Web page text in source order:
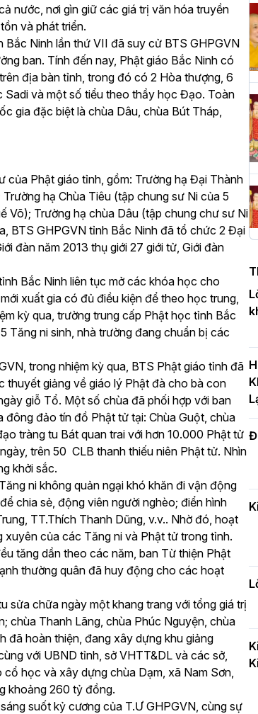
nước, nơi gìn giữ các giá trị văn hóa truyền
và phát triển.
Ninh lần thứ VII đã suy cử BTS GHPGVN
ban. Tính đến nay, Phật giáo Bắc Ninh có
địa bàn tỉnh, trong đó có 2 Hòa thượng, 6
và một số tiểu theo thầy học Đạo. Toàn
gia đặc biệt là chùa Dâu, chùa Bút Tháp,
của Phật giáo tỉnh, gồm: Trường hạ Đại Thành
hạ Chùa Tiêu (tập chung sư Ni của 5
Võ); Trường hạ chùa Dâu (tập chung chư sư Ni
BTS GHPGVN tỉnh Bắc Ninh đã tổ chức 2 Đại
đàn năm 2013 thụ giới 27 giới tử, Giới đàn
Bắc Ninh liên tục mở các khóa học cho
xuất gia có đủ điều kiện để theo học trung,
kỳ qua, trường trung cấp Phật học tỉnh Bắc
ni sinh, nhà trường đang chuẩn bị các
trong nhiệm kỳ qua, BTS Phật giáo tỉnh đã
thuyết giảng về giáo lý Phật đà cho bà con
giỗ Tổ. Một số chùa đã phối hợp với ban
đảo tín đồ Phật tử tại: Chùa Guột, chùa
tràng tu Bát quan trai với hơn 10.000 Phật tử
trên 50 CLB thanh thiếu niên Phật tử. Nhìn
khởi sắc.
ni không quản ngại khó khăn đi vận động
chia sẻ, động viên người nghèo; điển hình
TT.Thích Thanh Dũng, v.v.. Nhờ đó, hoạt
của các Tăng ni và Phật tử trong tỉnh.
tăng dần theo các năm, ban Từ thiện Phật
thường quân đã huy động cho các hoạt
sửa chữa ngày một khang trang với tổng giá trị
chùa Thanh Lãng, chùa Phúc Nguyện, chùa
đã hoàn thiện, đang xây dựng khu giảng
với UBND tỉnh, sở VHTT&DL và các sở,
học và xây dựng chùa Dạm, xã Nam Sơn,
khoảng 260 tỷ đồng.
suốt kỷ cương của T.Ư GHPGVN, cùng sự